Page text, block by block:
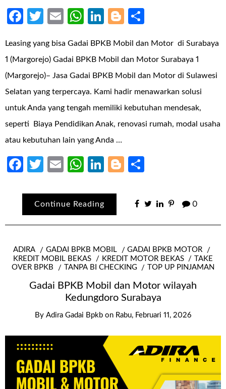
Facebook
Twitter
EmailWhatsApp
LinkedIn
Blogger
Leasing yang bisa Gadai BPKB Mobil dan Motor di Surabaya
1 (Margorejo) Gadai BPKB Mobil dan Motor Surabaya 1
(Margorejo)– Jasa Gadai BPKB Mobil dan Motor di Sulawesi
Selatan yang terpercaya. Kami hadir menawarkan solusi
untuk Anda yang tengah memiliki kebutuhan mendesak,
seperti Biaya Pendidikan Anak, renovasi rumah, modal usaha
atau kebutuhan lain yang Anda …
Facebook
Twitter
EmailWhatsApp
LinkedIn
Blogger
Continue Reading 0
ADIRA GADAI BPKB MOBIL
GADAI BPKB MOTOR
KREDIT MOBIL BEKAS
KREDIT MOTOR BEKAS
TAKE
OVER BPKB
TANPA BI CHECKING TOP UP PINJAMAN
Gadai BPKB Mobil dan Motor wilayah
Kedungdoro Surabaya
By Adira Gadai Bpkb on Rabu, Februari 11, 2026